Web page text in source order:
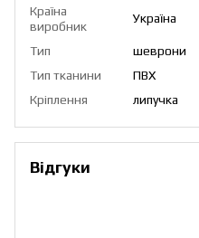
Країна
виробник
Україна
Тип
шеврони
Тип тканини
ПВХ
Кріплення
липучка
Відгуки